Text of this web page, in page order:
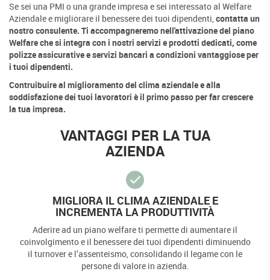
Se sei una PMI o una grande impresa e sei interessato al Welfare
Aziendale e migliorare il benessere dei tuoi dipendenti,contatta un
nostro consulente. Ti accompagneremo nell'attivazione del piano
Welfare che si integra con i nostri servizi e prodotti dedicati, come
polizze assicurative e servizi bancari a condizioni vantaggiose per
i tuoi dipendenti.
Contruibuire al miglioramento del clima aziendale e alla
soddisfazione dei tuoi lavoratori è il primo passo per far crescere
la tua impresa.
VANTAGGI PER LA TUA
AZIENDA
MIGLIORA IL CLIMA AZIENDALE E
INCREMENTA LA PRODUTTIVITÀ
Aderire ad un piano welfare ti permette di aumentare il
coinvolgimento e il benessere dei tuoi dipendenti diminuendo
il turnover e l’assenteismo, consolidando il legame con le
persone di valore in azienda.